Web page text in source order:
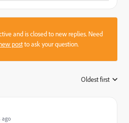
and is closed to new replies. Need
postto ask your question.
Oldest first
ago